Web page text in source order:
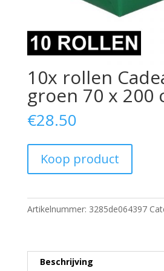
10x rollen
groen 70 x 200
€28.50
Koop product
Artikelnummer: 3285de064397
Beschrijving